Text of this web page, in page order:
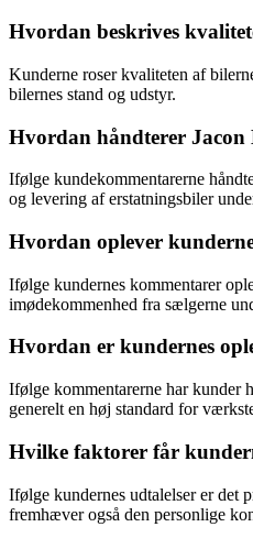
Hvordan beskrives
Kunderne roser kvaliteten af
bilernes stand og udstyr.
Hvordan håndterer Jacon
Ifølge kundekommentarerne
og levering af erstatningsbiler
Hvordan oplever
Ifølge kundernes kommentarer
imødekommenhed fra sælgerne
Hvordan er kundernes
Ifølge kommentarerne har kunder
generelt en høj standard for
Hvilke faktorer får
Ifølge kundernes udtalelser er det
fremhæver også den personlige